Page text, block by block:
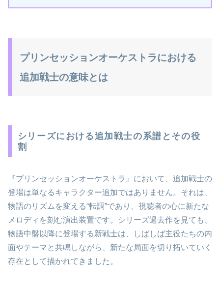
プリンセッションオーケストラにおける
追加戦士の意味とは
シリーズにおける追加戦士の系譜とその役
割
『プリンセッションオーケストラ』において、追加戦士の
登場は単なるキャラクター追加ではありません。それは、
物語のリズムを変える“転調”であり、視聴者の心に新たな
メロディを刻む演出装置です。シリーズ過去作を見ても、
物語中盤以降に登場する新戦士は、しばしば主役たちの内
面やテーマと共鳴しながら、新たな局面を切り拓いていく
存在として描かれてきました。